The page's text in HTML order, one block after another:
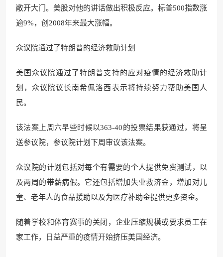
敞开大门。美股对他的讲话做出积极反应。标普500指数涨
逾9%，创2008年来最大涨幅。
众议院通过了特朗普的经济救助计划
美国众议院通过了特朗普支持的应对疫情的经济救助计
划，众议院议长南希佩洛西表示将持续努力帮助美国人
民。
该法案上周六早些时候以363-40的投票结果获通过，将呈
送参议院，参议院计划下周审议该法案。
众议院的计划包括对每个有需要的个人提供免费测试，以
及两周的带薪病假。它还包括增加失业救济金，增加对儿
童、老年人的食品援助以及为医疗补助金提供更多资金。
随着学校和体育赛事的关闭，企业压缩规模或要求员工在
家工作，日益严重的疫情开始挤压美国经济。